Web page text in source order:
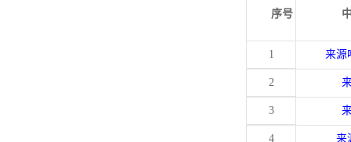
序号
1 来源
2
3
4 来